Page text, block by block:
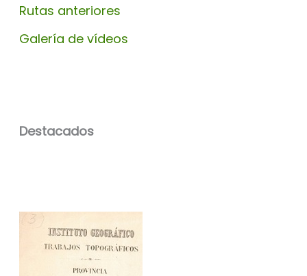
Rutas anteriores
Galería de vídeos
Destacados